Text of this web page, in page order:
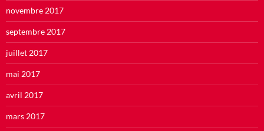
novembre 2017
septembre 2017
juillet 2017
mai 2017
avril 2017
mars 2017